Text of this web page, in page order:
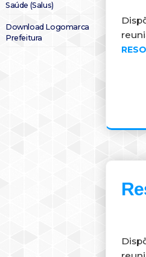
Saúde (Salus)
Download Logomarca
Prefeitura